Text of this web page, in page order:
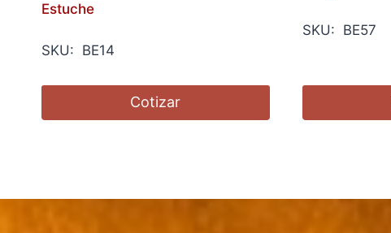
Estuche
SKU: BE14
Cotizar
SKU: BE57